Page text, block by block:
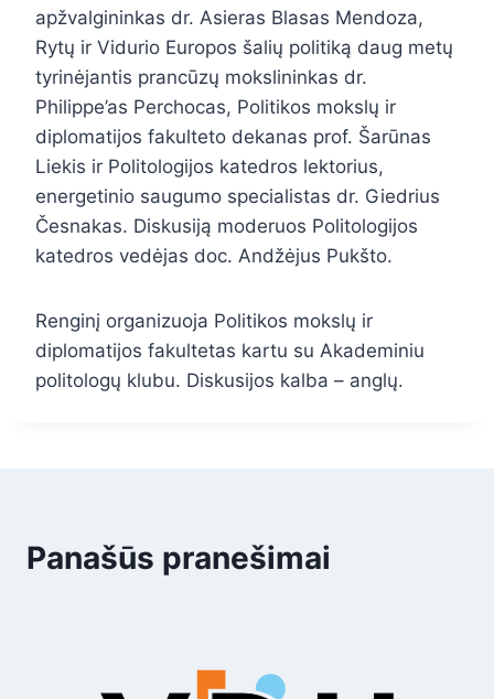
apžvalgininkas dr. Asieras Blasas Mendoza,
Rytų ir Vidurio Europos šalių politiką daug metų
tyrinėjantis prancūzų mokslininkas dr.
Philippe’as Perchocas, Politikos mokslų ir
diplomatijos fakulteto dekanas prof. Šarūnas
Liekis ir Politologijos katedros lektorius,
energetinio saugumo specialistas dr. Giedrius
Česnakas. Diskusiją moderuos Politologijos
katedros vedėjas doc. Andžėjus Pukšto.
Renginį organizuoja Politikos mokslų ir
diplomatijos fakultetas kartu su Akademiniu
politologų klubu. Diskusijos kalba – anglų.
Panašūs pranešimai